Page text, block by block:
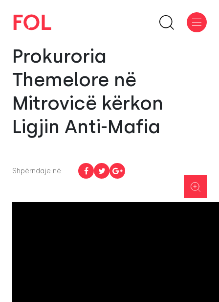
Prokuroria
Themelore në
Mitrovicë kërkon
Ligjin Anti-Mafia
Shpërndaje në: